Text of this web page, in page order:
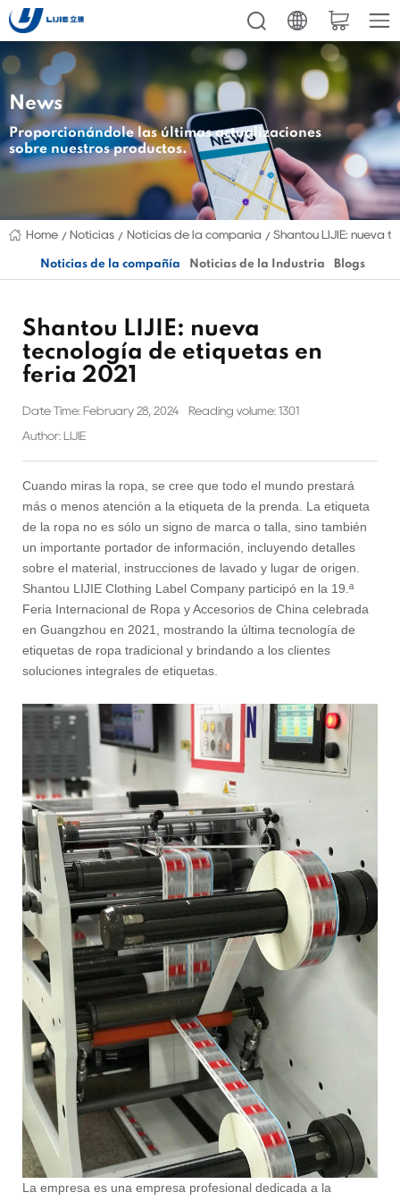
News
Proporcionándole las últimas actualizaciones
sobre nuestros productos.
Home Noticias Noticias de la compañía Shantou LIJIE: nueva
Noticias de la compañía Noticias de la Industria Blogs
Shantou LIJIE: nueva
tecnología de etiquetas en
feria 2021
Date Time: February 28, 2024 Reading volume: 1301
Author: LIJIE
Cuando miras la ropa, se cree que todo el mundo prestará
más o menos atención a la etiqueta de la prenda. La etiqueta
de la ropa no es sólo un signo de marca o talla, sino también
un importante portador de información, incluyendo detalles
sobre el material, instrucciones de lavado y lugar de origen.
Shantou LIJIE Clothing Label Company participó en la 19.ª
Feria Internacional de Ropa y Accesorios de China celebrada
en Guangzhou en 2021, mostrando la última tecnología de
etiquetas de ropa tradicional y brindando a los clientes
soluciones integrales de etiquetas.
La empresa es una empresa profesional dedicada a la